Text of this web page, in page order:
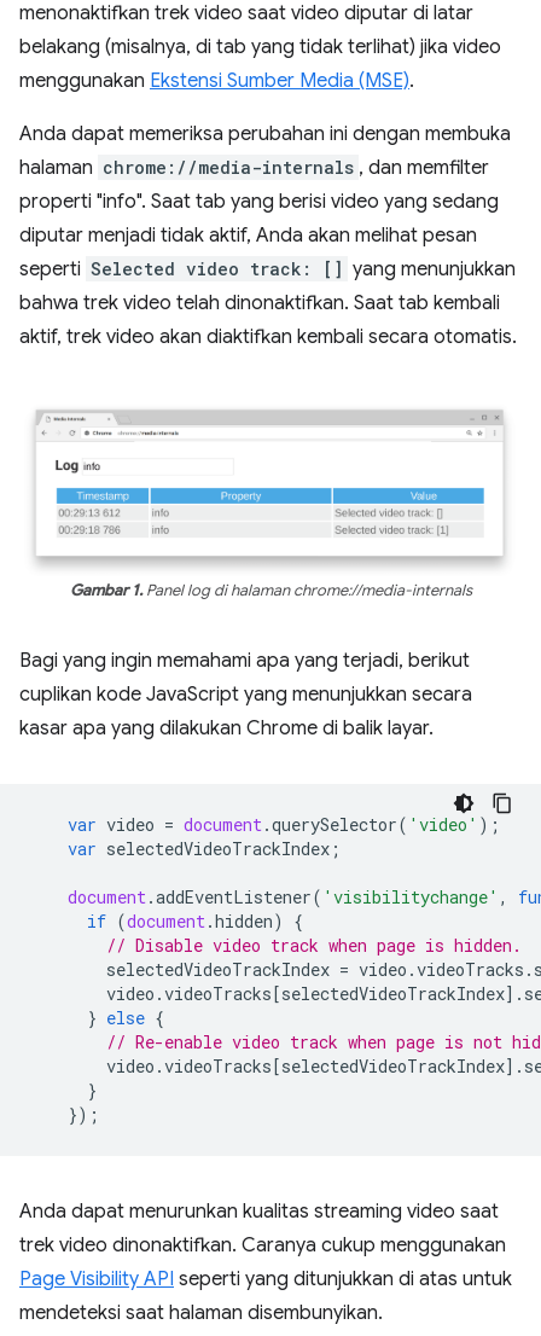
menonaktifkan trek video saat video diputar di latar
belakang (misalnya, di tab yang tidak terlihat) jika video
menggunakan Ekstensi Sumber Media (MSE).
Anda dapat memeriksa perubahan ini dengan membuka
halaman chrome://media-internals , dan memfilter
properti "info". Saat tab yang berisi video yang sedang
diputar menjadi tidak aktif, Anda akan melihat pesan
seperti Selected video track: [] yang menunjukkan
bahwa trek video telah dinonaktifkan. Saat tab kembali
aktif, trek video akan diaktifkan kembali secara otomatis.
Gambar 1.Panel log di halamanchrome://media-internals
Bagi yang ingin memahami apa yang terjadi, berikut
cuplikan kode JavaScript yang menunjukkan secara
kasar apa yang dilakukan Chrome di balik layar.
var video = document.querySelector( 'video' );
var selectedVideoTrackIndex ;
document.addEventListener( 'visibilitychange' ,
if (document.hidden)
{
// Disable video track when page is hidden.
selectedVideoTrackIndex = video .videoTracks .
video .videoTracks[selectedVideoTrackIndex].
} else {
// Re-enable video track when page is not
video .videoTracks[selectedVideoTrackIndex].
}
});
Anda dapat menurunkan kualitas streaming video saat
trek video dinonaktifkan. Caranya cukup menggunakan
Page Visibility API seperti yang ditunjukkan di atas untuk
mendeteksi saat halaman disembunyikan.